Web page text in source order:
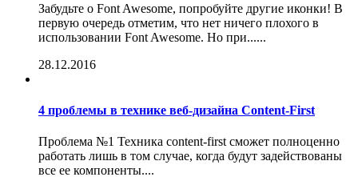
Забудьте о Font Awesome, попробуйте другие иконки! В
первую очередь отметим, что нет ничего плохого в
использовании Font Awesome. Но при......
28.12.2016
4 проблемы в технике веб-дизайна Content-First
Проблема №1 Техника content-first сможет полноценно
работать лишь в том случае, когда будут задействованы
все ее компоненты....